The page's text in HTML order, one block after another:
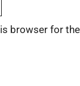
browser for the